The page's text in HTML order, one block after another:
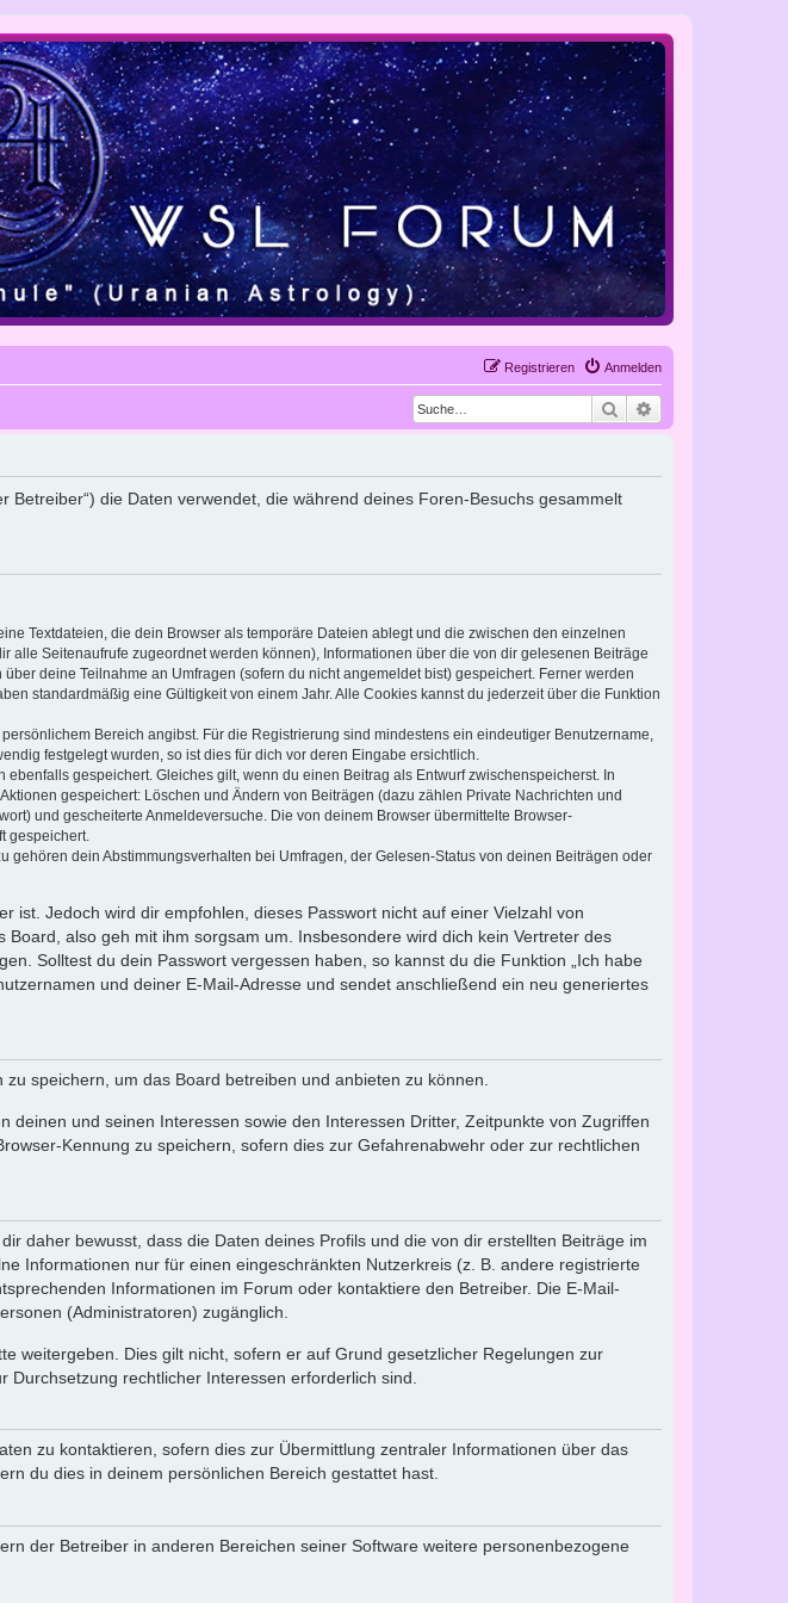
Anmelden
Registrieren
Suche
Betreiber“) die Daten verwendet, die während deines Foren-Besuchs gesammelt
Textdateien, die dein Browser als temporäre Dateien ablegt und die zwischen den einzelnen
Seitenaufrufe zugeordnet werden können), Informationen über die von dir gelesenen Beiträge
deine Teilnahme an Umfragen (sofern du nicht angemeldet bist) gespeichert. Ferner werden
standardmäßig eine Gültigkeit von einem Jahr. Alle Cookies kannst du jederzeit über die Funktion
Bereich angibst. Für die Registrierung sind mindestens ein eindeutiger Benutzername,
festgelegt wurden, so ist dies für dich vor deren Eingabe ersichtlich.
gespeichert. Gleiches gilt, wenn du einen Beitrag als Entwurf zwischenspeicherst. In
gespeichert: Löschen und Ändern von Beiträgen (dazu zählen Private Nachrichten und
und gescheiterte Anmeldeversuche. Die von deinem Browser übermittelte Browser-
gespeichert.
dein Abstimmungsverhalten bei Umfragen, der Gelesen-Status von deinen Beiträgen oder
ist. Jedoch wird dir empfohlen, dieses Passwort nicht auf einer Vielzahl von
also geh mit ihm sorgsam um. Insbesondere wird dich kein Vertreter des
Solltest du dein Passwort vergessen haben, so kannst du die Funktion „Ich habe
und deiner E-Mail-Adresse und sendet anschließend ein neu generiertes
speichern, um das Board betreiben und anbieten zu können.
und seinen Interessen sowie den Interessen Dritter, Zeitpunkte von Zugriffen
Kennung zu speichern, sofern dies zur Gefahrenabwehr oder zur rechtlichen
daher bewusst, dass die Daten deines Profils und die von dir erstellten Beiträge im
Informationen nur für einen eingeschränkten Nutzerkreis (z. B. andere registrierte
Informationen im Forum oder kontaktiere den Betreiber. Die E-Mail-
(Administratoren) zugänglich.
weitergeben. Dies gilt nicht, sofern er auf Grund gesetzlicher Regelungen zur
rechtlicher Interessen erforderlich sind.
zu kontaktieren, sofern dies zur Übermittlung zentraler Informationen über das
du dies in deinem persönlichen Bereich gestattet hast.
der Betreiber in anderen Bereichen seiner Software weitere personenbezogene